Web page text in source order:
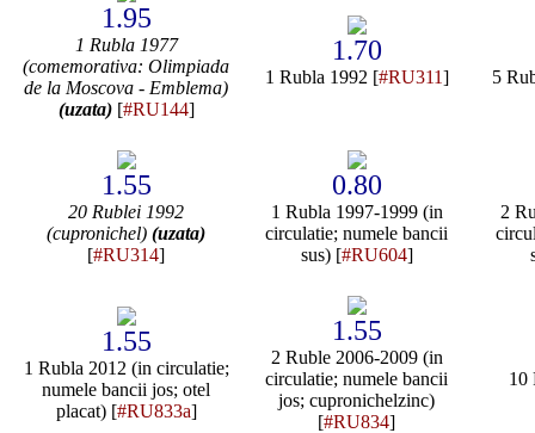
1.95
1 Rubla 1977
(comemorativa: Olimpiada
de la Moscova - Emblema)
(uzata)[#RU144]
1.70
1 Rubla 1992 [#RU311] 5
1.55
20 Rublei 1992
(cupronichel) (uzata)
[#RU314]
0.80
1 Rubla 1997-1999 (in
circulatie; numele bancii
sus) [#RU604]
2
1.55
1 Rubla 2012 (in circulatie;
numele bancii jos; otel
placat) [#RU833a]
1.55
2 Ruble 2006-2009 (in
circulatie; numele bancii
jos; cupronichelzinc)
[#RU834]
10